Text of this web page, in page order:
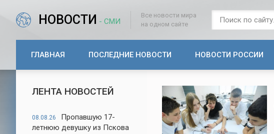
НОВОСТИ - СМИ
Все новости мира
на одном сайте
ГЛАВНАЯ ПОСЛЕДНИЕ НОВОСТИ НОВОСТИ РОССИИ
ЛЕНТА НОВОСТЕЙ
08.08.26
Пропавшую 17-
летнюю девушку из Пскова